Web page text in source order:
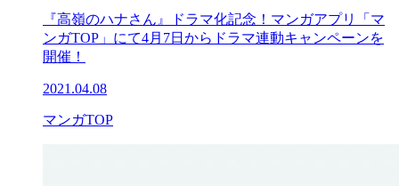
『高嶺のハナさん』ドラマ化記念！マンガアプリ「マ
ンガTOP」にて4月7日からドラマ連動キャンペーンを
開催！
2021.04.08
マンガTOP